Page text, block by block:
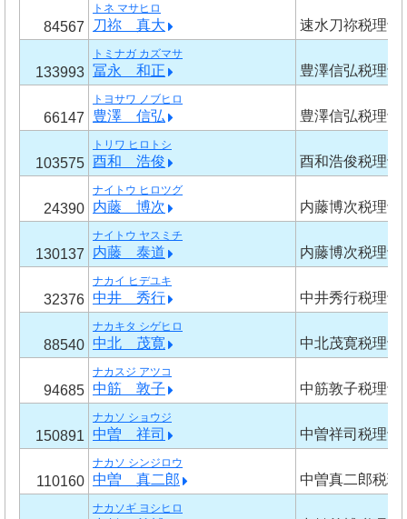
84567
トネ マサヒロ
刀祢 真大 速水刀祢税理士
133993
トミナガ カズマサ
冨永 和正 豊澤信弘税理士
66147
トヨサワ ノブヒロ
豊澤 信弘 豊澤信弘税理士
103575
トリワ ヒロトシ
酉和 浩俊 酉和浩俊税理士
24390
ナイトウ ヒロツグ
内藤 博次 内藤博次税理士
130137
ナイトウ ヤスミチ
内藤 泰道 内藤博次税理士
32376
ナカイ ヒデユキ
中井 秀行 中井秀行税理士
88540
ナカキタ シゲヒロ
中北 茂寛 中北茂寛税理士
94685
ナカスジ アツコ
中筋 敦子 中筋敦子税理士
150891
ナカソ ショウジ
中曽 祥司 中曽祥司税理士
110160
ナカソ シンジロウ
中曽 真二郎 中曽真二郎税理
ナカソギ ヨシヒロ